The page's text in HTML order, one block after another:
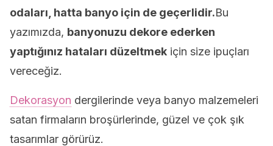
odaları, hatta banyo için de geçerlidir.Bu
yazımızda, banyonuzu dekore ederken
yaptığınız hataları düzeltmek için size ipuçları
vereceğiz.
Dekorasyon dergilerinde veya banyo malzemeleri
satan firmaların broşürlerinde, güzel ve çok şık
tasarımlar görürüz.